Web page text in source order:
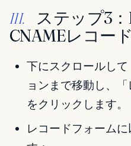
III.
ステップ3
CNAMEレコー
下にスクロールして
ョンまで移動し、
をクリックします。
レコードフォーム